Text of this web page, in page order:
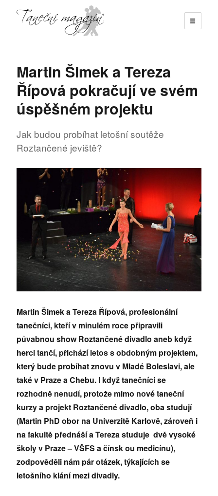
☰
Martin Šimek a Tereza
Řípová pokračují ve svém
úspěšném projektu
Jak budou probíhat letošní soutěže
Roztančené jeviště?
Martin Šimek a Tereza Řípová, profesionální
tanečníci, kteří v minulém roce připravili
půvabnou show Roztančené divadlo aneb když
herci tančí, přichází letos s obdobným projektem,
který bude probíhat znovu v Mladé Boleslavi, ale
také v Praze a Chebu. I když tanečníci se
rozhodně nenudí, protože mimo nové taneční
kurzy a projekt Roztančené divadlo, oba studují
(Martin PhD obor na Univerzitě Karlově, zároveň i
na fakultě přednáší a Tereza studuje dvě vysoké
školy v Praze – VŠFS a čínsk ou medicínu),
zodpověděli nám pár otázek, týkajících se
letošního klání mezi divadly.